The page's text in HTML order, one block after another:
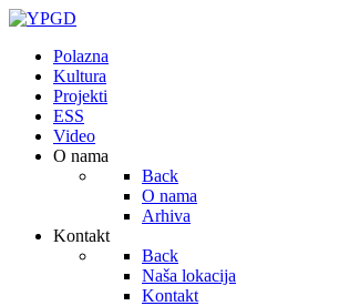
Polazna
Kultura
Projekti
ESS
Video
O nama
Back
O nama
Arhiva
Kontakt
Back
Naša lokacija
Kontakt